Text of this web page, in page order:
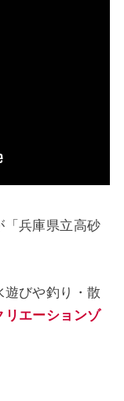
「兵庫県立高砂
遊びや釣り・散
リエーションゾ